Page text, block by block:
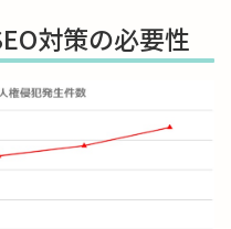
対策の必要性